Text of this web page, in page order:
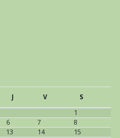
J V
S
1
6 7
8
13 14
15